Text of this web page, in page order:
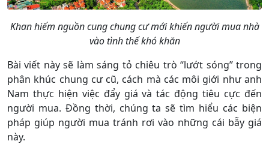
Khan hiếm nguồn cung chung cư mới khiến người mua nhà
vào tình thế khó khăn
Bài viết này sẽ làm sáng tỏ chiêu trò “lướt sóng” trong
phân khúc chung cư cũ, cách mà các môi giới như anh
Nam thực hiện việc đẩy giá và tác động tiêu cực đến
người mua. Đồng thời, chúng ta sẽ tìm hiểu các biện
pháp giúp người mua tránh rơi vào những cái bẫy giá
này.